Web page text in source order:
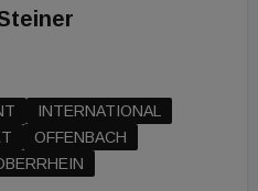
INTERNATIONAL
OFFENBACH